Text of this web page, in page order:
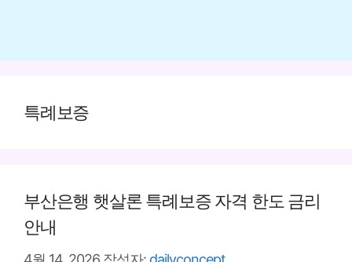
특례보증
부산은행 햇살론 특례보증 자격 한도 금리
안내